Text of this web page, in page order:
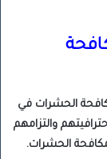
الحشرات في
والتزامهم
الحشرات.